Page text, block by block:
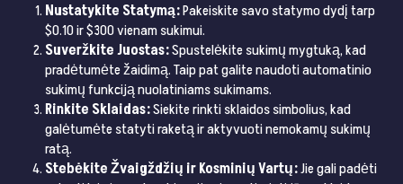
Nustatykite Statymą:Pakeiskite savo statymo dydį tarp
$0.10 ir $300 vienam sukimui.
Suveržkite Juostas:Spustelėkite sukimų mygtuką, kad
pradėtumėte žaidimą. Taip pat galite naudoti automatinio
sukimų funkciją nuolatiniams sukimams.
Rinkite Sklaidas:Siekite rinkti sklaidos simbolius, kad
galėtumėte statyti raketą ir aktyvuoti nemokamų sukimų
ratą.
Stebėkite Žvaigždžių ir Kosminių Vartų:Jie gali padėti